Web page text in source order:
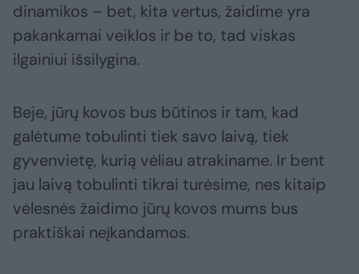
dinamikos – bet, kita vertus, žaidime yra
pakankamai veiklos ir be to, tad viskas
ilgainiui išsilygina.
Beje, jūrų kovos bus būtinos ir tam, kad
galėtume tobulinti tiek savo laivą, tiek
gyvenvietę, kurią vėliau atrakiname. Ir bent
jau laivą tobulinti tikrai turėsime, nes kitaip
vėlesnės žaidimo jūrų kovos mums bus
praktiškai neįkandamos.